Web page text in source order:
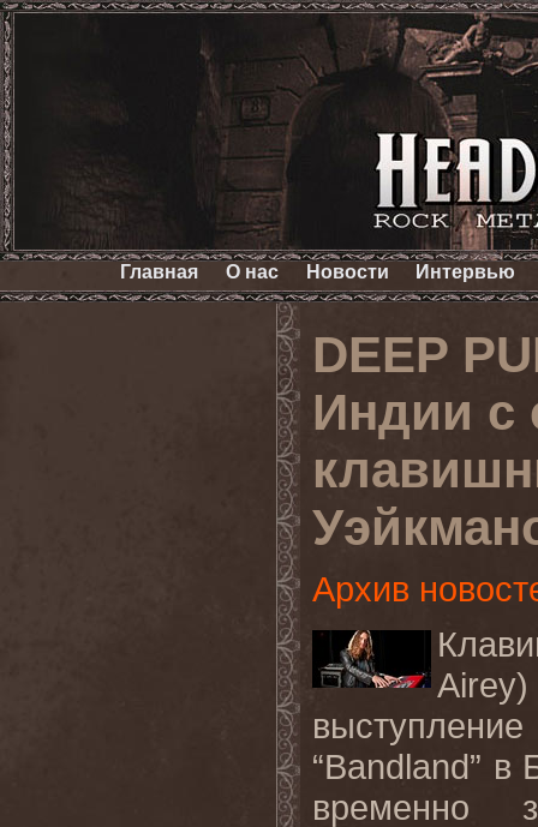
Главная О нас Новости Интервью
DEEP
Индии с
Архив
“Bandland” в
временно